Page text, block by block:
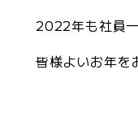
2022年も社員
皆様よいお年を